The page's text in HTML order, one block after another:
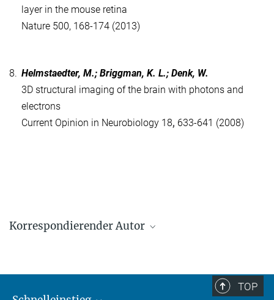
layer in the mouse retina
Nature 500, 168-174 (2013)
8. Helmstaedter, M.; Briggman, K. L.; Denk, W.
3D structural imaging of the brain with photons and
electrons
Current Opinion in Neurobiology 18, 633-641 (2008)
Korrespondierender Autor
mh@brain.mpg.de
TOP